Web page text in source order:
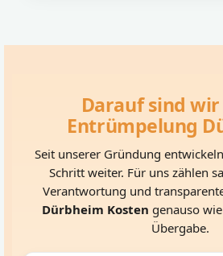
Darauf sind wir
Entrümpelung
Seit unserer Gründung
Schritt weiter. Für uns zählen
Verantwortung und
Dürbheim Kosten genauso
Übergabe.